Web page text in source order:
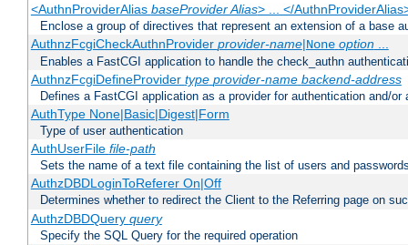
<AuthnProviderAlias baseProvider Alias> ... </
Enclose a group of directives that represent an extension of a base
AuthnzFcgiCheckAuthnProvider provider-name|None option...
Enables a FastCGI application to handle the check_authn
AuthnzFcgiDefineProvider type provider-name backend-address
Defines a FastCGI application as a provider for authentication and/or
AuthType None|Basic|Digest|Form
Type of user authentication
AuthUserFile file-path
Sets the name of a text file containing the list of users and
AuthzDBDLoginToReferer On|Off
Determines whether to redirect the Client to the Referring page on
AuthzDBDQuery query
Specify the SQL Query for the required operation